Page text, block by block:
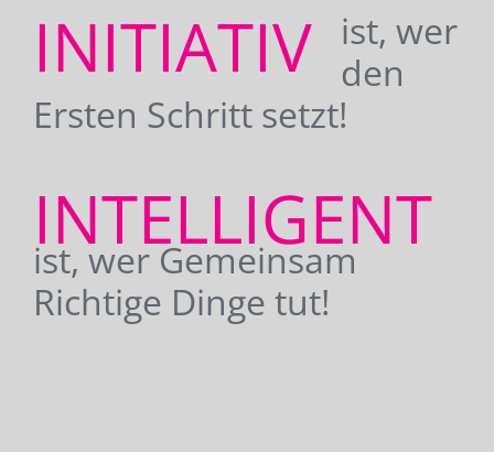
INITIATIV
ist, wer
den
Ersten Schritt setzt!
INTELLIGENT
ist, wer Gemeinsam
Richtige Dinge tut!